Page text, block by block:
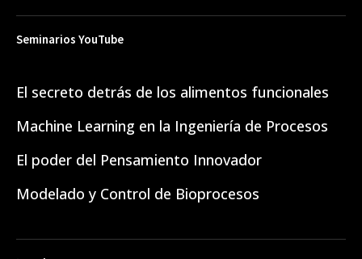
Seminarios YouTube
El secreto detrás de los alimentos funcionales
Machine Learning en la Ingeniería de Procesos
El poder del Pensamiento Innovador
Modelado y Control de Bioprocesos